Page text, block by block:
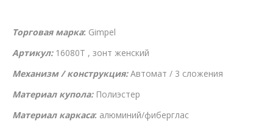
Торговая марка: Gimpel
Артикул: 16080T , зонт женский
Механизм / конструкция:Автомат / 3 сложения
Материал купола: Полиэстер
Материал каркаса: алюминий/фиберглас